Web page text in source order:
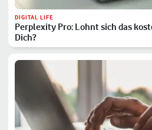
DIGITAL LIFE
Perplexity Pro: Lohnt sich das
Dich?